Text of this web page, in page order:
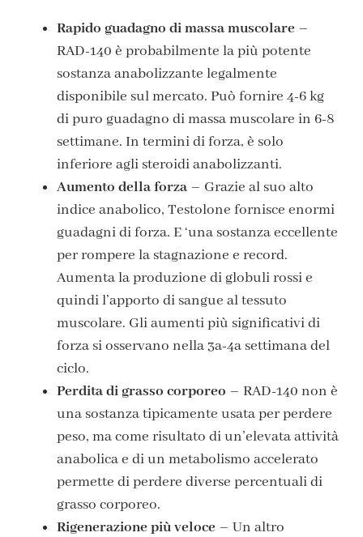
Rapido guadagno di massa muscolare –
RAD-140 è probabilmente la più potente
sostanza anabolizzante legalmente
disponibile sul mercato. Può fornire 4-6 kg
di puro guadagno di massa muscolare in 6-8
settimane. In termini di forza, è solo
inferiore agli steroidi anabolizzanti.
Aumento della forza – Grazie al suo alto
indice anabolico, Testolone fornisce enormi
guadagni di forza. E ‘una sostanza eccellente
per rompere la stagnazione e record.
Aumenta la produzione di globuli rossi e
quindi l’apporto di sangue al tessuto
muscolare. Gli aumenti più significativi di
forza si osservano nella 3a-4a settimana del
ciclo.
Perdita di grasso corporeo – RAD-140 non è
una sostanza tipicamente usata per perdere
peso, ma come risultato di un’elevata attività
anabolica e di un metabolismo accelerato
permette di perdere diverse percentuali di
grasso corporeo.
Rigenerazione più veloce – Un altro